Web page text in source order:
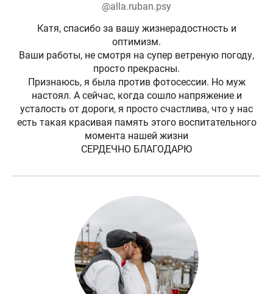
@alla.ruban.psy
Катя, спасибо за вашу жизнерадостность и
оптимизм.
Ваши работы, не смотря на супер ветреную погоду,
просто прекрасны.
Признаюсь, я была против фотосессии. Но муж
настоял. А сейчас, когда сошло напряжение и
усталость от дороги, я просто счастлива, что у нас
есть такая красивая память этого воспитательного
момента нашей жизни
СЕРДЕЧНО БЛАГОДАРЮ